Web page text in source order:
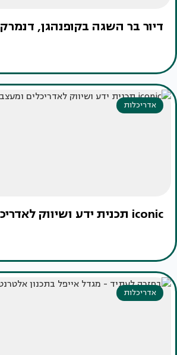
דיור בר השגה בקופנהגן, דנמרק
אדריכלות
iconic תכנית ידע ושיווק לאדריכלים ומעצבים
אדריכלות